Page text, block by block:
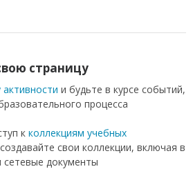
страницу
активности и будьте в курсе событий,
процесса
к коллекциям учебных
свои коллекции, включая в
документы